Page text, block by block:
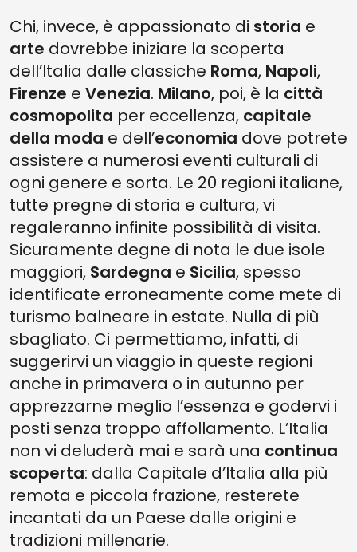
Chi, invece, è appassionato di storia e
arte dovrebbe iniziare la scoperta
dell’Italia dalle classiche Roma, Napoli,
Firenze e Venezia. Milano, poi, è la città
cosmopolita per eccellenza, capitale
della moda e dell’economia dove potrete
assistere a numerosi eventi culturali di
ogni genere e sorta. Le 20 regioni italiane,
tutte pregne di storia e cultura, vi
regaleranno infinite possibilità di visita.
Sicuramente degne di nota le due isole
maggiori, Sardegna e Sicilia, spesso
identificate erroneamente come mete di
turismo balneare in estate. Nulla di più
sbagliato. Ci permettiamo, infatti, di
suggerirvi un viaggio in queste regioni
anche in primavera o in autunno per
apprezzarne meglio l’essenza e godervi i
posti senza troppo affollamento. L’Italia
non vi deluderà mai e sarà una continua
scoperta: dalla Capitale d’Italia alla più
remota e piccola frazione, resterete
incantati da un Paese dalle origini e
tradizioni millenarie.